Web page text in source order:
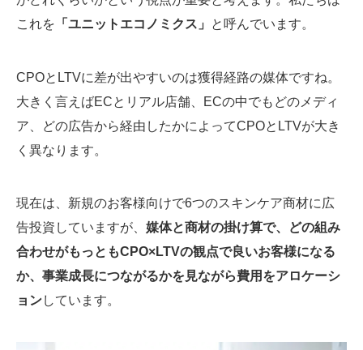
これを 「ユニットエコノミクス」 と呼んでいます。
CPOとLTVに差が出やすいのは獲得経路の媒体ですね。
大きく言えばECとリアル店舗、ECの中でもどのメディ
ア、どの広告から経由したかによってCPOとLTVが大き
く異なります。
現在は、新規のお客様向けで6つのスキンケア商材に広
告投資していますが、 媒体と商材の掛け算で、どの組み
合わせがもっともCPO×LTVの観点で良いお客様になる
か、事業成長につながるかを見ながら費用をアロケーシ
ョンしています。